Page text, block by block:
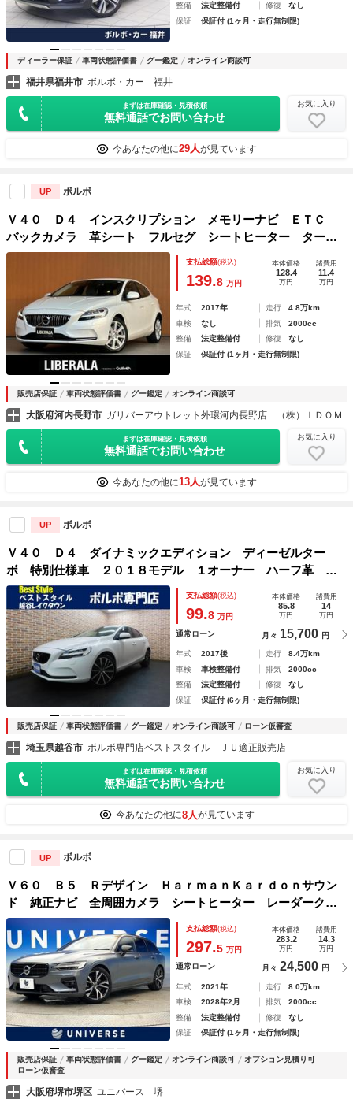
整備 法定整備付 修復
なし
保証
保証付 (1ヶ月・走行無制限)
ディーラー保証 車両状態評価書 グー鑑定 オンライン商談可
福井県福井市 ボルボ・カー 福井
まずは在庫確認・見積依頼
無料通話でお問い合わせ
お気に入り
今あなたの他に29人が見ています
UP ボルボ
Ｖ４０ Ｄ４ インスクリプション メモリーナビ ＥＴＣ
バックカメラ 革シート フルセグ シートヒーター ター
ボ ＤＶＤ再生 アダプティブクルーズコントロール オート
ライト 衝突防止システム ＬＥＤヘッドランプ レーンアシ
スト ＣＤ
支払総額(税込)
139.8 万円
本体価格
128.4
万円
諸費用
11.4
万円
年式 2017年 走行
4.8万km
車検
なし 排気
2000cc
整備
法定整備付 修復
なし
保証
保証付 (1ヶ月・走行無制限)
販売店保証 車両状態評価書 グー鑑定 オンライン商談可
大阪府河内長野市 ガリバーアウトレット外環河内長野店 （株）ＩＤＯＭ
まずは在庫確認・見積依頼
無料通話でお問い合わせ
お気に入り
今あなたの他に13人が見ています
UP ボルボ
Ｖ４０ Ｄ４ ダイナミックエディション ディーゼルター
ボ 特別仕様車 ２０１８モデル １オーナー ハーフ革 ナ
ビ ＤＴＶ バックカメラ スマキー ＤＳＲＣ デイタイム
ＬＥＤ シートＨ リアフィルム施工 アイシン８速オート
マ 禁煙車 整備手帳
支払総額(税込)
99.8 万円
本体価格
85.8
万円
諸費用
14
万円
通常ローン 月々 15,700 円
年式 2017後 走行
8.4万km
車検
車検整備付 排気
2000cc
整備
法定整備付 修復
なし
保証
保証付 (6ヶ月・走行無制限)
販売店保証 車両状態評価書 グー鑑定 オンライン商談可 ローン仮審査
埼玉県越谷市 ボルボ専門店ベストスタイル ＪＵ適正販売店
まずは在庫確認・見積依頼
無料通話でお問い合わせ
お気に入り
今あなたの他に8人が見ています
UP ボルボ
Ｖ６０ Ｂ５ Ｒデザイン ＨａｒｍａｎＫａｒｄｏｎサウン
ド 純正ナビ 全周囲カメラ シートヒーター レーダークル
ーズコントロール 電動リアゲート ＬＥＤヘッドライト 純
正１８インチアルミホイール ハーフレザー レーンキープ
支払総額(税込)
297.5 万円
本体価格
283.2
万円
諸費用
14.3
万円
通常ローン 月々 24,500 円
年式 2021年 走行
8.0万km
車検
2028年2月 排気
2000cc
整備
法定整備付 修復
なし
保証
保証付 (1ヶ月・走行無制限)
販売店保証 車両状態評価書 グー鑑定 オンライン商談可
オプション見積り可
ローン仮審査
大阪府堺市堺区 ユニバース 堺